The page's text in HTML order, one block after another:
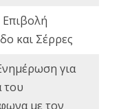
Eπιβολή
και Σέρρες
για
του
με τον